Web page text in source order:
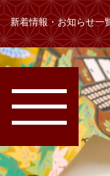
新着情報・お知らせ一